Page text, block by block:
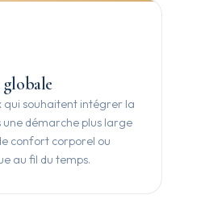
qui souhaitent intégrer la
démarche plus large
confort corporel ou
au fil du temps.